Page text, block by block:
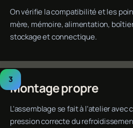
On vérifie la compatibilité et les
mère, mémoire, alimentation,
stockage et connectique.
Montage propre
L'assemblage se fait à l'atelier avec
pression correcte du